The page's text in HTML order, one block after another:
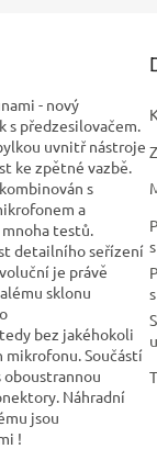
- nový
předzesilovačem.
uvnitř nástroje
ke zpětné vazbě.
s
a
testů.
detailního seřízení
je právě
sklonu
bez jakéhokoli
Součástí
oboustrannou
Náhradní
jsou
!